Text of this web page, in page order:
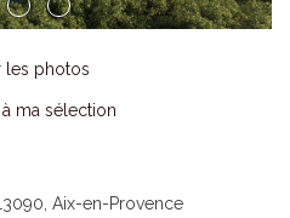
les photos
ma sélection
Aix-en-Provence